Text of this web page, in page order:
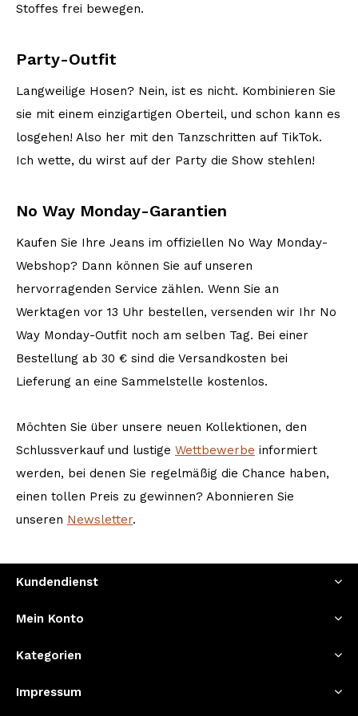
Stoffes frei bewegen.
Party-Outfit
Langweilige Hosen? Nein, ist es nicht. Kombinieren Sie
sie mit einem einzigartigen Oberteil, und schon kann es
losgehen! Also her mit den Tanzschritten auf TikTok.
Ich wette, du wirst auf der Party die Show stehlen!
No Way Monday-Garantien
Kaufen Sie Ihre Jeans im offiziellen No Way Monday-
Webshop? Dann können Sie auf unseren
hervorragenden Service zählen. Wenn Sie an
Werktagen vor 13 Uhr bestellen, versenden wir Ihr No
Way Monday-Outfit noch am selben Tag. Bei einer
Bestellung ab 30 € sind die Versandkosten bei
Lieferung an eine Sammelstelle kostenlos.
Möchten Sie über unsere neuen Kollektionen, den
Schlussverkauf und lustige Wettbewerbe informiert
werden, bei denen Sie regelmäßig die Chance haben,
einen tollen Preis zu gewinnen? Abonnieren Sie
unseren Newsletter.
Kundendienst
Mein Konto
Kategorien
Impressum